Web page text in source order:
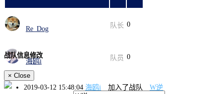
Re_Dog 队长 0
海鸥i 队员 0
2019-03-12 15:48:04 海鸥i 加入了战队
W逆
战队信息修改
× Close